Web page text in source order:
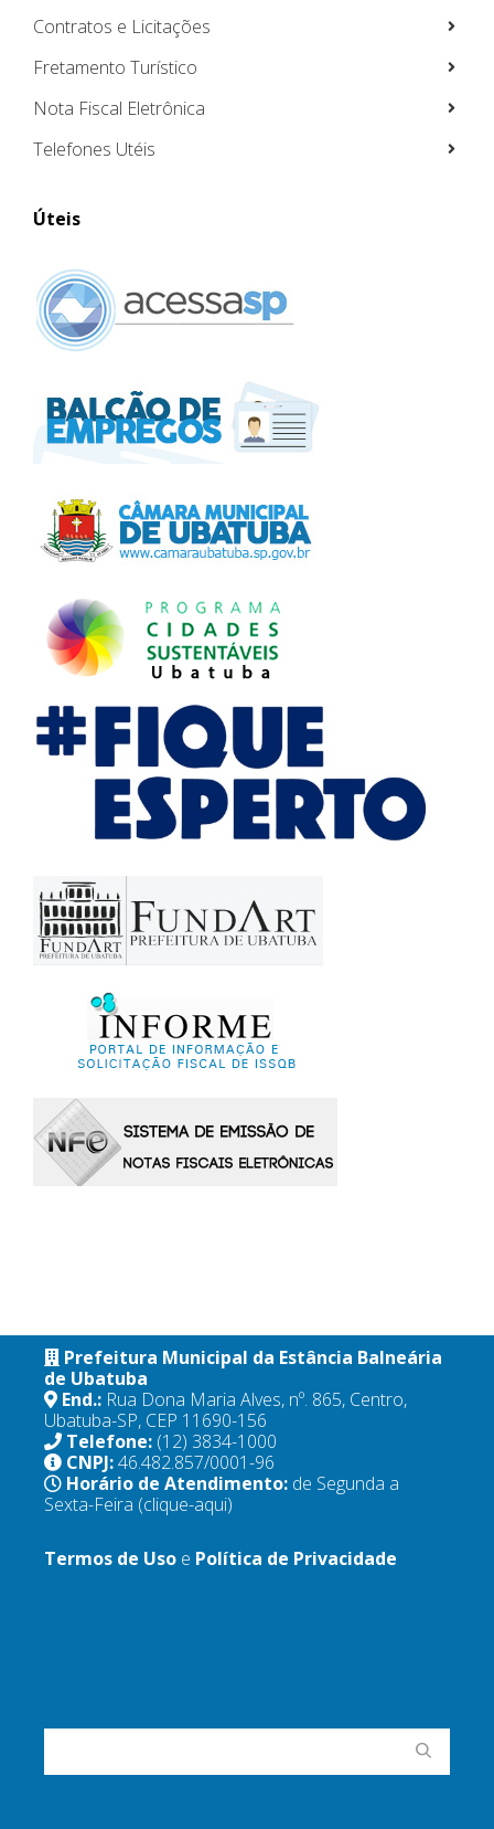
Contratos e Licitações
Fretamento Turístico
Nota Fiscal Eletrônica
Telefones Utéis
Úteis
Prefeitura Municipal da Estância Balneária
de Ubatuba
End.: Rua Dona Maria Alves, nº. 865, Centro,
Ubatuba-SP, CEP 11690-156
Telefone: (12) 3834-1000
CNPJ:46.482.857/0001-96
Horário de Atendimento: de Segunda a
Sexta-Feira (clique-aqui)
Termos de Uso e Política de Privacidade